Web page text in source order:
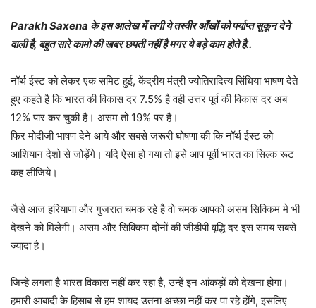
Parakh Saxena के इस आलेख में लगी ये तस्वीर आँखों को पर्याप्त सुकून देने
वाली है, बहुत सारे कामो की खबर छपती नहीं है मगर ये बड़े काम होते है..
नॉर्थ ईस्ट को लेकर एक समिट हुई, केंद्रीय मंत्री ज्योतिरादित्य सिंधिया भाषण देते
हुए कहते है कि भारत की विकास दर 7.5% है वही उत्तर पूर्व की विकास दर अब
12% पार कर चुकी है। असम तो 19% पर है।
फिर मोदीजी भाषण देने आये और सबसे जरूरी घोषणा की कि नॉर्थ ईस्ट को
आशियान देशो से जोड़ेंगे। यदि ऐसा हो गया तो इसे आप पूर्वी भारत का सिल्क रूट
कह लीजिये।
जैसे आज हरियाणा और गुजरात चमक रहे है वो चमक आपको असम सिक्किम मे भी
देखने को मिलेगी। असम और सिक्किम दोनों की जीडीपी वृद्धि दर इस समय सबसे
ज्यादा है।
जिन्हे लगता है भारत विकास नहीं कर रहा है, उन्हें इन आंकड़ों को देखना होगा।
हमारी आबादी के हिसाब से हम शायद उतना अच्छा नहीं कर पा रहे होंगे, इसलिए